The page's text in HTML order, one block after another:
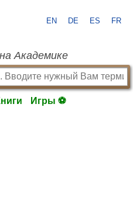
EN DE ES FR
Академике
Игры ⚽